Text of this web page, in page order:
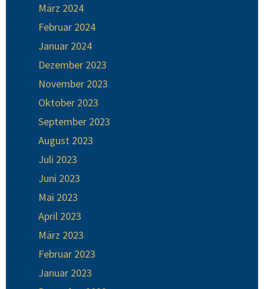
März 2024
Februar 2024
Januar 2024
Dezember 2023
November 2023
Oktober 2023
September 2023
August 2023
Juli 2023
Juni 2023
Mai 2023
April 2023
März 2023
Februar 2023
Januar 2023